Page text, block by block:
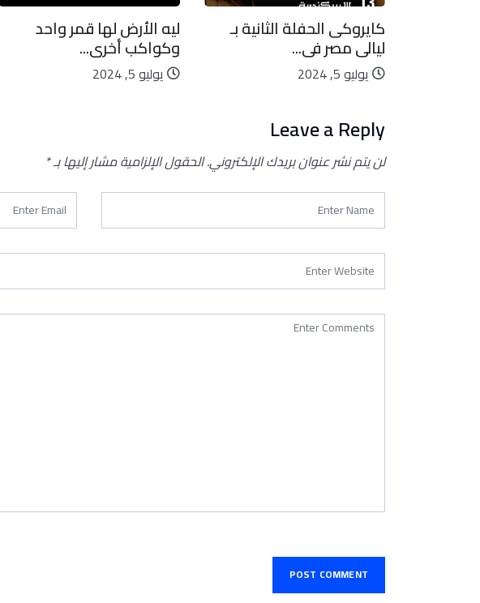
كايروكى الحفلة الثانية بـ
ليالى مصر فى...
يوليو 5, 2024
ليه الأرض لها قمر واحد
وكواكب أخرى...
يوليو 5, 2024
Leave a Reply
لن يتم نشر عنوان بريدك الإلكتروني.الحقول الإلزامية مشار إليها بـ*